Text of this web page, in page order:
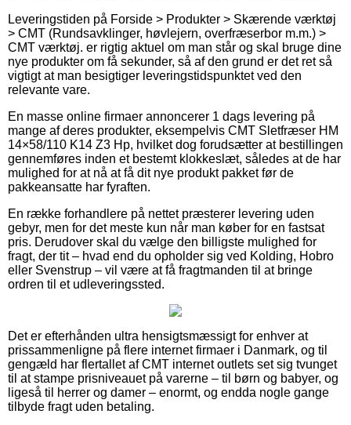
Leveringstiden på Forside > Produkter > Skærende værktøj
> CMT (Rundsavklinger, høvlejern, overfræserbor m.m.) >
CMT værktøj. er rigtig aktuel om man står og skal bruge dine
nye produkter om få sekunder, så af den grund er det ret så
vigtigt at man besigtiger leveringstidspunktet ved den
relevante vare.
En masse online firmaer annoncerer 1 dags levering på
mange af deres produkter, eksempelvis CMT Sletfræser HM
14×58/110 K14 Z3 Hp, hvilket dog forudsætter at bestillingen
gennemføres inden et bestemt klokkeslæt, således at de har
mulighed for at nå at få dit nye produkt pakket før de
pakkeansatte har fyraften.
En række forhandlere på nettet præsterer levering uden
gebyr, men for det meste kun når man køber for en fastsat
pris. Derudover skal du vælge den billigste mulighed for
fragt, der tit – hvad end du opholder sig ved Kolding, Hobro
eller Svenstrup – vil være at få fragtmanden til at bringe
ordren til et udleveringssted.
Det er efterhånden ultra hensigtsmæssigt for enhver at
prissammenligne på flere internet firmaer i Danmark, og til
gengæld har flertallet af CMT internet outlets set sig tvunget
til at stampe prisniveauet på varerne – til børn og babyer, og
ligeså til herrer og damer – enormt, og endda nogle gange
tilbyde fragt uden betaling.